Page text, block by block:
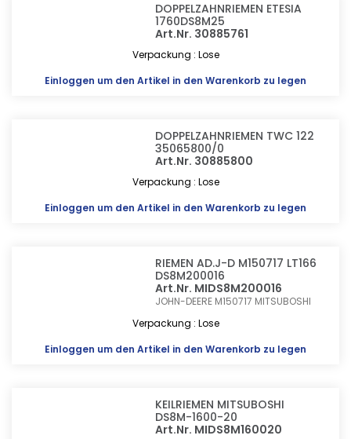
DOPPELZAHNRIEMEN ETESIA
1760DS8M25
Art.Nr. 30885761
Verpackung : Lose
Einloggen um den Artikel in den Warenkorb zu legen
DOPPELZAHNRIEMEN TWC 122
35065800/0
Art.Nr. 30885800
Verpackung : Lose
Einloggen um den Artikel in den Warenkorb zu legen
RIEMEN AD.J-D M150717 LT166
DS8M200016
Art.Nr. MIDS8M200016
JOHN-DEERE M150717 MITSUBOSHI
Verpackung : Lose
Einloggen um den Artikel in den Warenkorb zu legen
KEILRIEMEN MITSUBOSHI
DS8M-1600-20
Art.Nr. MIDS8M160020